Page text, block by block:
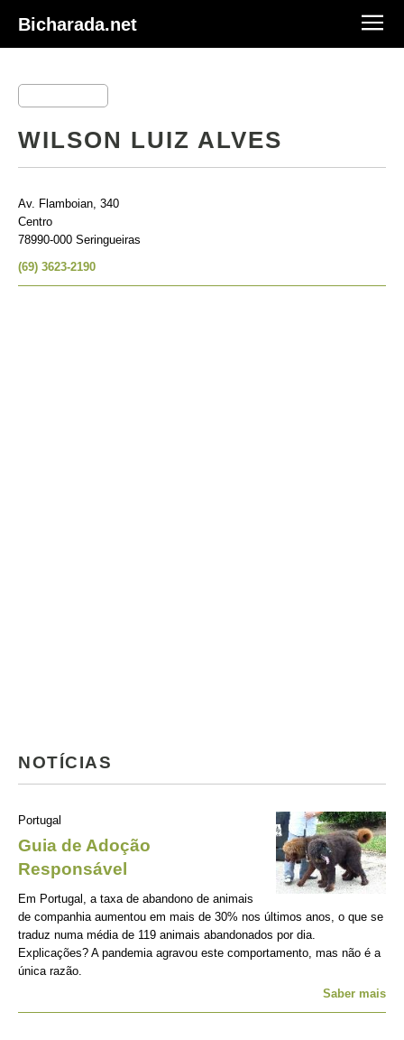
Bicharada.net
WILSON LUIZ ALVES
Av. Flamboian, 340
Centro
78990-000 Seringueiras
(69) 3623-2190
NOTÍCIAS
Portugal
Guia de Adoção
Responsável
Em Portugal, a taxa de abandono de animais
de companhia aumentou em mais de 30% nos últimos anos, o que se
traduz numa média de 119 animais abandonados por dia.
Explicações? A pandemia agravou este comportamento, mas não é a
única razão.
Saber mais